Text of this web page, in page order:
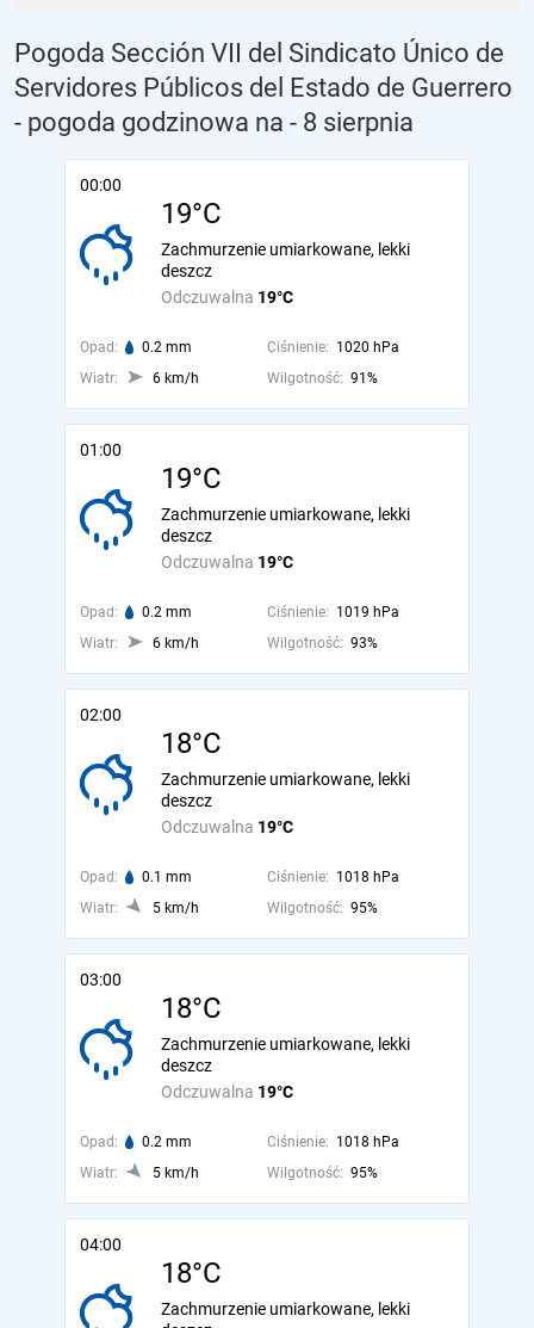
Pogoda Sección VII del Sindicato Único de
Servidores Públicos del Estado de Guerrero
- pogoda godzinowa na - 8 sierpnia
00:00
19°C
Odczuwalna 19°C
Zachmurzenie umiarkowane, lekki
deszcz
Opad: 0.2 mm Ciśnienie: 1020 hPa
Wiatr:
6 km/h Wilgotność: 91%
01:00
19°C
Odczuwalna 19°C
Zachmurzenie umiarkowane, lekki
deszcz
Opad: 0.2 mm Ciśnienie: 1019 hPa
Wiatr:
6 km/h Wilgotność: 93%
02:00
18°C
Odczuwalna 19°C
Zachmurzenie umiarkowane, lekki
deszcz
Opad: 0.1 mm Ciśnienie: 1018 hPa
Wiatr:
5 km/h Wilgotność: 95%
03:00
18°C
Odczuwalna 19°C
Zachmurzenie umiarkowane, lekki
deszcz
Opad: 0.2 mm Ciśnienie: 1018 hPa
Wiatr:
5 km/h Wilgotność: 95%
04:00
18°C
Zachmurzenie umiarkowane, lekki